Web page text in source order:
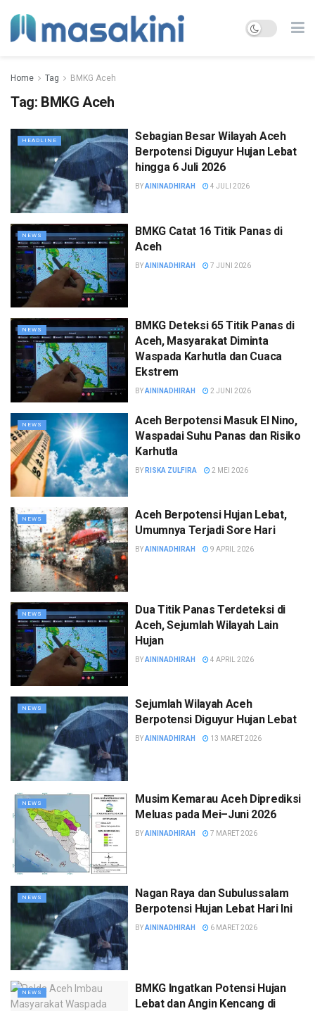
Home Tag BMKG Aceh
Tag: BMKG Aceh
HEADLINE
Sebagian Besar Wilayah Aceh
Berpotensi Diguyur Hujan Lebat
hingga 6 Juli 2026
BYAININADHIRAH 4 JULI 2026
NEWS
BMKG Catat 16 Titik Panas di
Aceh
BYAININADHIRAH 7 JUNI 2026
NEWS
BMKG Deteksi 65 Titik Panas di
Aceh, Masyarakat Diminta
Waspada Karhutla dan Cuaca
Ekstrem
BYAININADHIRAH 2 JUNI 2026
NEWS
Aceh Berpotensi Masuk El Nino,
Waspadai Suhu Panas dan Risiko
Karhutla
BY RISKA ZULFIRA 2 MEI 2026
NEWS
Aceh Berpotensi Hujan Lebat,
Umumnya Terjadi Sore Hari
BYAININADHIRAH 9 APRIL 2026
NEWS
Dua Titik Panas Terdeteksi di
Aceh, Sejumlah Wilayah Lain
Hujan
BYAININADHIRAH 4 APRIL 2026
NEWS
Sejumlah Wilayah Aceh
Berpotensi Diguyur Hujan Lebat
BYAININADHIRAH 13 MARET 2026
NEWS
Musim Kemarau Aceh Diprediksi
Meluas pada Mei–Juni 2026
BYAININADHIRAH 7 MARET 2026
NEWS
Nagan Raya dan Subulussalam
Berpotensi Hujan Lebat Hari Ini
BYAININADHIRAH 6 MARET 2026
NEWS
BMKG Ingatkan Potensi Hujan
Lebat dan Angin Kencang di